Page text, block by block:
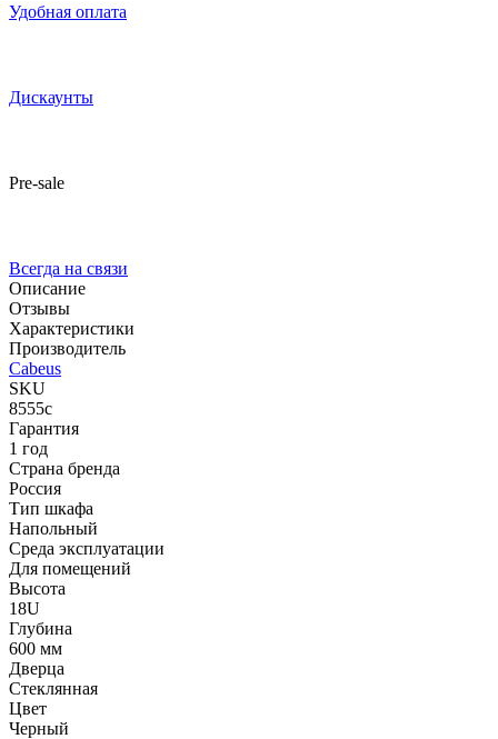
Удобная оплата
Дискаунты
Pre-sale
Всегда на связи
Описание
Отзывы
Характеристики
Производитель
Cabeus
SKU
8555c
Гарантия
1 год
Страна бренда
Россия
Тип шкафа
Напольный
Среда эксплуатации
Для помещений
Высота
18U
Глубина
600 мм
Дверца
Стеклянная
Цвет
Черный